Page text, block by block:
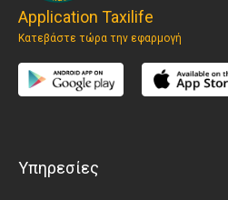
Application Taxilife
Κατεβάστε τώρα την εφαρμογή
Υπηρεσίες